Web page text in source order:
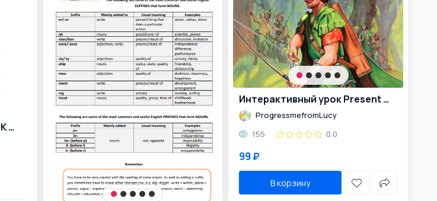
Готовый урок "Hello" по УМК "New English File"
Интерактивный урок Present Continuous and Robin Hood
ProgressmefromLucy
155
0.0
99 ₽
В корзину